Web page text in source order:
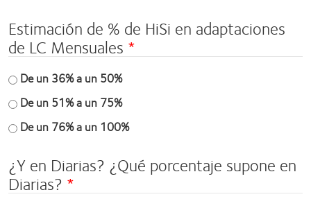
Estimación de % de HiSi en adaptaciones
de LC Mensuales
De un 36% a un 50%
De un 51% a un 75%
De un 76% a un 100%
¿Y en Diarias? ¿Qué porcentaje supone en
Diarias?